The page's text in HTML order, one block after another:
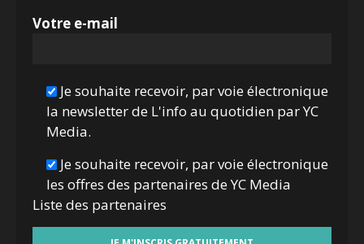
Votre e-mail
Je souhaite recevoir, par voie électronique
la newsletter de L'info au quotidien par YC
Media.
Je souhaite recevoir, par voie électronique
les offres des partenaires de YC Media
Liste des partenaires